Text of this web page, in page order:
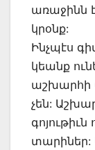
առաջինն
կրօնք:
Ինչպէս
կեանք
աշխարհի
չեն:
տարիներ: